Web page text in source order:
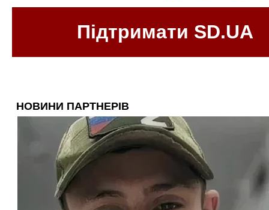
Підтримати SD.UA